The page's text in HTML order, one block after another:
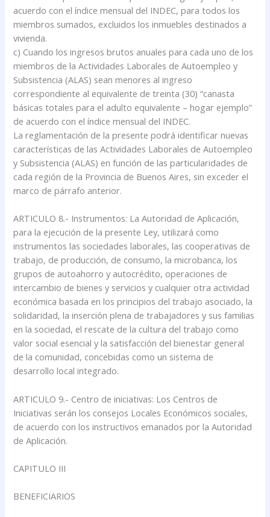
acuerdo con el índice mensual del INDEC, para todos los
miembros sumados, excluidos los inmuebles destinados a
vivienda.
c) Cuando los ingresos brutos anuales para cada uno de los
miembros de la Actividades Laborales de Autoempleo y
Subsistencia (ALAS) sean menores al ingreso
correspondiente al equivalente de treinta (30) “canasta
básicas totales para el adulto equivalente – hogar ejemplo”
de acuerdo con el índice mensual del INDEC.
La reglamentación de la presente podrá identificar nuevas
características de las Actividades Laborales de Autoempleo
y Subsistencia (ALAS) en función de las particularidades de
cada región de la Provincia de Buenos Aires, sin exceder el
marco de párrafo anterior.
ARTICULO 8.- Instrumentos: La Autoridad de Aplicación,
para la ejecución de la presente Ley, utilizará como
instrumentos las sociedades laborales, las cooperativas de
trabajo, de producción, de consumo, la microbanca, los
grupos de autoahorro y autocrédito, operaciones de
intercambio de bienes y servicios y cualquier otra actividad
económica basada en los principios del trabajo asociado, la
solidaridad, la inserción plena de trabajadores y sus familias
en la sociedad, el rescate de la cultura del trabajo como
valor social esencial y la satisfacción del bienestar general
de la comunidad, concebidas como un sistema de
desarrollo local integrado.
ARTICULO 9.- Centro de iniciativas: Los Centros de
Iniciativas serán los consejos Locales Económicos sociales,
de acuerdo con los instructivos emanados por la Autoridad
de Aplicación.
CAPITULO III
BENEFICIARIOS